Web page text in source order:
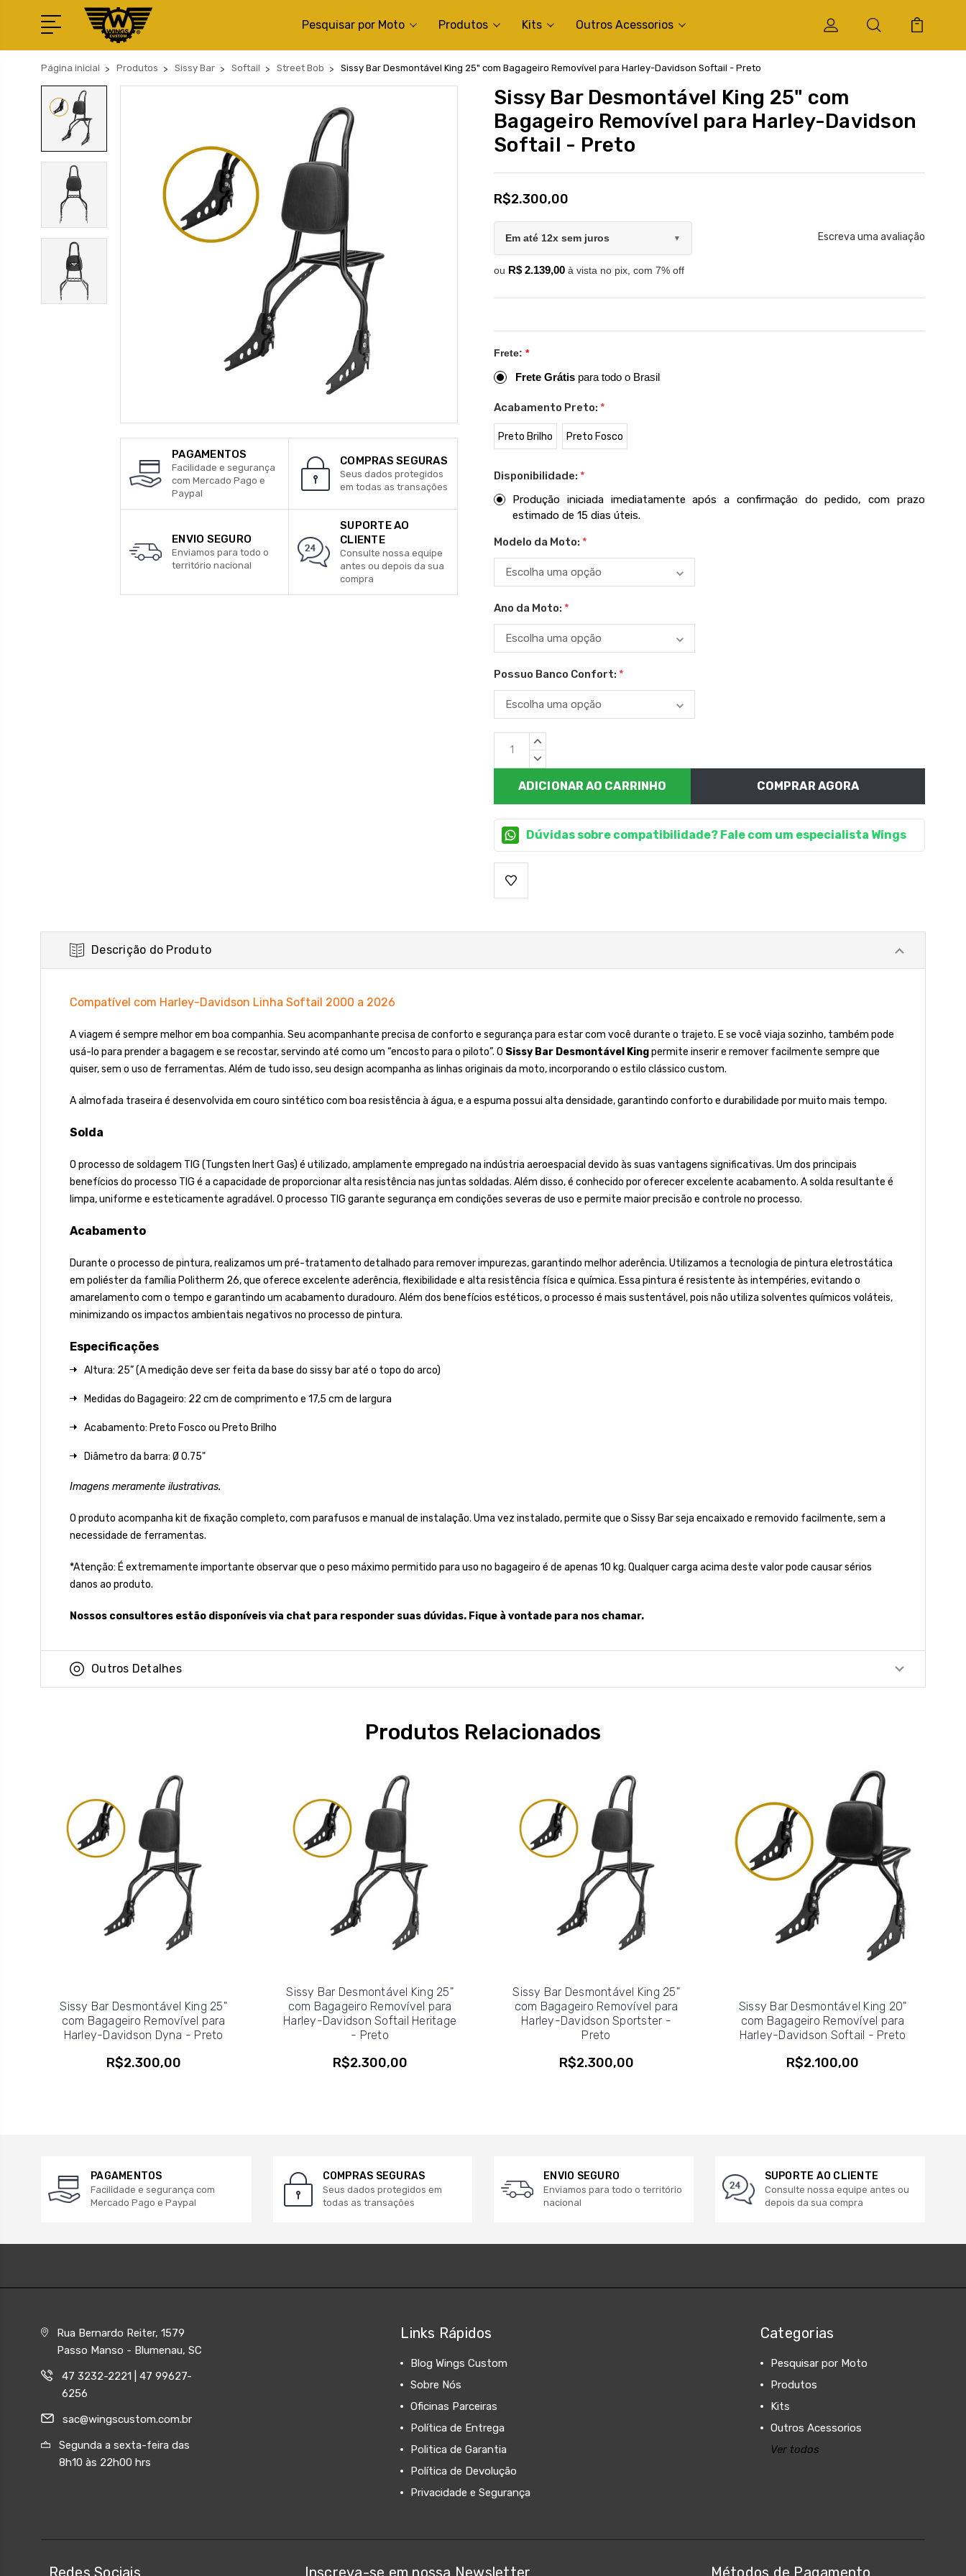
Pesquisar por Moto Produtos Kits Outros Acessorios
Página inicial Produtos Sissy Bar Softail Street Bob Sissy Bar Desmontável King 25" com Bagageiro Removível para Harley-Davidson Softail - Preto
PAGAMENTOS
Facilidade e segurança
com Mercado Pago e
Paypal
COMPRAS SEGURAS
Seus dados protegidos
em todas as transações
ENVIO SEGURO
Enviamos para todo o
território nacional
SUPORTE AO
CLIENTE
Consulte nossa equipe
antes ou depois da sua
compra
Sissy Bar Desmontável King 25" com
Bagageiro Removível para Harley-Davidson
Softail - Preto
R$2.300,00
Em até 12x sem juros ▼
ou R$ 2.139,00 à vista no pix, com 7% off
Escreva uma avaliação
Frete: *
Frete Grátis para todo o Brasil
Acabamento Preto: *
Preto Brilho Preto Fosco
Disponibilidade: *
Produção iniciada imediatamente após a confirmação do pedido, com prazo
estimado de 15 dias úteis.
Modelo da Moto: *
Ano da Moto: *
Possuo Banco Confort: *
Estoque
atual:
QUANTIDADE
QUANTIDADE
COMPRAR AGORA
Dúvidas sobre compatibilidade? Fale com um especialista Wings
Descrição do Produto
Compatível com Harley-Davidson Linha Softail 2000 a 2026
A viagem é sempre melhor em boa companhia. Seu acompanhante precisa de conforto e segurança para estar com você durante o trajeto. E se você viaja sozinho, também pode
usá-lo para prender a bagagem e se recostar, servindo até como um “encosto para o piloto”. O Sissy Bar Desmontável Kingpermite inserir e remover facilmente sempre que
quiser, sem o uso de ferramentas. Além de tudo isso, seu design acompanha as linhas originais da moto, incorporando o estilo clássico custom.
A almofada traseira é desenvolvida em couro sintético com boa resistência à água, e a espuma possui alta densidade, garantindo conforto e durabilidade por muito mais tempo.
Solda
O processo de soldagem TIG (Tungsten Inert Gas) é utilizado, amplamente empregado na indústria aeroespacial devido às suas vantagens significativas. Um dos principais
benefícios do processo TIG é a capacidade de proporcionar alta resistência nas juntas soldadas. Além disso, é conhecido por oferecer excelente acabamento. A solda resultante é
limpa, uniforme e esteticamente agradável. O processo TIG garante segurança em condições severas de uso e permite maior precisão e controle no processo.
Acabamento
Durante o processo de pintura, realizamos um pré-tratamento detalhado para remover impurezas, garantindo melhor aderência. Utilizamos a tecnologia de pintura eletrostática
em poliéster da família Politherm 26, que oferece excelente aderência, flexibilidade e alta resistência física e química. Essa pintura é resistente às intempéries, evitando o
amarelamento com o tempo e garantindo um acabamento duradouro. Além dos benefícios estéticos, o processo é mais sustentável, pois não utiliza solventes químicos voláteis,
minimizando os impactos ambientais negativos no processo de pintura.
Especificações
Altura: 25” (A medição deve ser feita da base do sissy bar até o topo do arco)
Medidas do Bagageiro: 22 cm de comprimento e 17,5 cm de largura
Acabamento: Preto Fosco ou Preto Brilho
Diâmetro da barra: Ø 0.75"
Imagens meramente ilustrativas.
O produto acompanha kit de fixação completo, com parafusos e manual de instalação. Uma vez instalado, permite que o Sissy Bar seja encaixado e removido facilmente, sem a
necessidade de ferramentas.
*Atenção: É extremamente importante observar que o peso máximo permitido para uso no bagageiro é de apenas 10 kg. Qualquer carga acima deste valor pode causar sérios
danos ao produto.
Nossos consultores estão disponíveis via chat para responder suas dúvidas. Fique à vontade para nos chamar.
Outros Detalhes
Produtos Relacionados
Sissy Bar Desmontável King 25"
com Bagageiro Removível para
Harley-Davidson Dyna - Preto
R$2.300,00
Sissy Bar Desmontável King 25"
com Bagageiro Removível para
Harley-Davidson Softail Heritage
- Preto
R$2.300,00
Sissy Bar Desmontável King 25"
com Bagageiro Removível para
Harley-Davidson Sportster -
Preto
R$2.300,00
Sissy Bar Desmontável King 20"
com Bagageiro Removível para
Harley-Davidson Softail - Preto
R$2.100,00
PAGAMENTOS
Facilidade e segurança com
Mercado Pago e Paypal
COMPRAS SEGURAS
Seus dados protegidos em
todas as transações
ENVIO SEGURO
Enviamos para todo o território
nacional
SUPORTE AO CLIENTE
Consulte nossa equipe antes ou
depois da sua compra
Rua Bernardo Reiter, 1579
Passo Manso - Blumenau, SC
47 3232-2221 | 47 99627-
6256
sac@wingscustom.com.br
Segunda a sexta-feira das
8h10 às 22h00 hrs
Links Rápidos
Blog Wings Custom
Sobre Nós
Oficinas Parceiras
Política de Entrega
Politica de Garantia
Política de Devolução
Privacidade e Segurança
Categorias
Pesquisar por Moto
Produtos
Kits
Outros Acessorios
Ver todos
Redes Sociais Inscreva-se em nossa Newsletter Métodos de Pagamento